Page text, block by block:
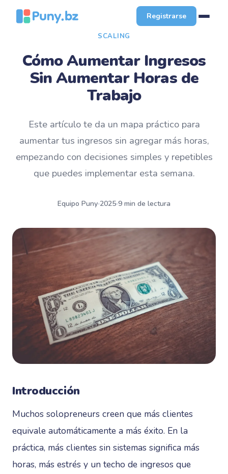
Registrarse
SCALING
Cómo Aumentar Ingresos
Sin Aumentar Horas de
Trabajo
Este artículo te da un mapa práctico para
aumentar tus ingresos sin agregar más horas,
empezando con decisiones simples y repetibles
que puedes implementar esta semana.
Equipo Puny 2025 9 min de lectura
Introducción
Muchos solopreneurs creen que más clientes
equivale automáticamente a más éxito. En la
práctica, más clientes sin sistemas significa más
horas, más estrés y un techo de ingresos que